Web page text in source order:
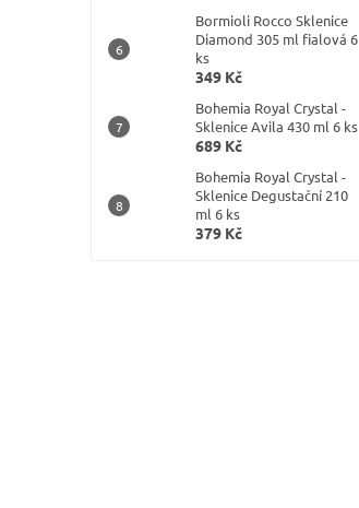
Bormioli Rocco Sklenice
Diamond 305 ml fialová 6
ks
349 Kč
Bohemia Royal Crystal -
Sklenice Avila 430 ml 6 ks
689 Kč
Bohemia Royal Crystal -
Sklenice Degustační 210
ml 6 ks
379 Kč